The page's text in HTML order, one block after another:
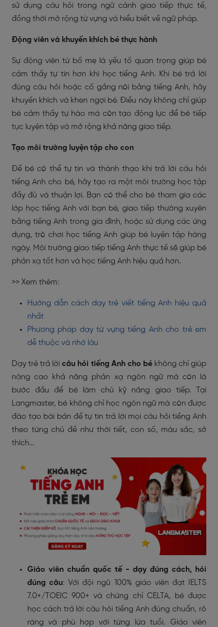
sử dụng câu hỏi trong ngữ cảnh giao tiếp thực tế,
đồng thời mở rộng từ vựng và hiểu biết về ngữ pháp.
Động viên và khuyến khích bé thực hành
Sự động viên từ bố mẹ là yếu tố quan trọng giúp bé
cảm thấy tự tin hơn khi học tiếng Anh. Khi bé trả lời
đúng câu hỏi hoặc cố gắng nói bằng tiếng Anh, hãy
khuyến khích và khen ngợi bé. Điều này không chỉ giúp
bé cảm thấy tự hào mà còn tạo động lực để bé tiếp
tục luyện tập và mở rộng khả năng giao tiếp.
Tạo môi trường luyện tập cho con
Để bé có thể tự tin và thành thạo khi trả lời câu hỏi
tiếng Anh cho bé, hãy tạo ra một môi trường học tập
đầy đủ và thuận lợi. Bạn có thể cho bé tham gia các
lớp học tiếng Anh với bạn bè, giao tiếp thường xuyên
bằng tiếng Anh trong gia đình, hoặc sử dụng các ứng
dụng, trò chơi học tiếng Anh giúp bé luyện tập hàng
ngày. Môi trường giao tiếp tiếng Anh thực tế sẽ giúp bé
phản xạ tốt hơn và học tiếng Anh hiệu quả hơn.
>> Xem thêm:
Hướng dẫn cách dạy trẻ viết tiếng Anh hiệu quả
nhất
Phương pháp dạy từ vựng tiếng Anh cho trẻ em
dễ thuộc và nhớ lâu
Dạy trẻ trả lờicâu hỏi tiếng Anh cho békhông chỉ giúp
nâng cao khả năng phản xạ ngôn ngữ mà còn là
bước đầu để bé làm chủ kỹ năng giao tiếp. Tại
Langmaster, bé không chỉ học ngôn ngữ mà còn được
đào tạo bài bản để tự tin trả lời mọi câu hỏi tiếng Anh
theo từng chủ đề như thời tiết, con số, màu sắc, sở
thích…
Giáo viên chuẩn quốc tế - dạy đúng cách, hỏi
đúng câu: Với đội ngũ 100% giáo viên đạt IELTS
7.0+/TOEIC 900+ và chứng chỉ CELTA, bé được
học cách trả lời câu hỏi tiếng Anh đúng chuẩn, rõ
ràng và phù hợp với từng lứa tuổi. Giáo viên